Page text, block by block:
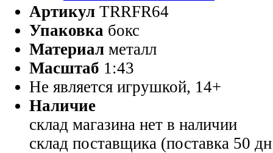
Артикул TRRFR64
Упаковка бокс
Материал металл
Масштаб 1:43
Не является игрушкой, 14+
Наличие
склад магазина нет в наличии
склад поставщика (поставка 50